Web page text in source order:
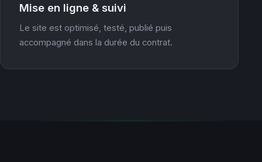
Mise en ligne & suivi
Le site est optimisé, testé, publié puis
accompagné dans la durée du contrat.